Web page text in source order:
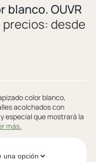
blanco. OUVR
precios: desde
color blanco,
acolchados con
especial que mostrará la
más.